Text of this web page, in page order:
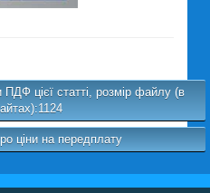
цієї статті, розмір файлу (в
ціни на передплату